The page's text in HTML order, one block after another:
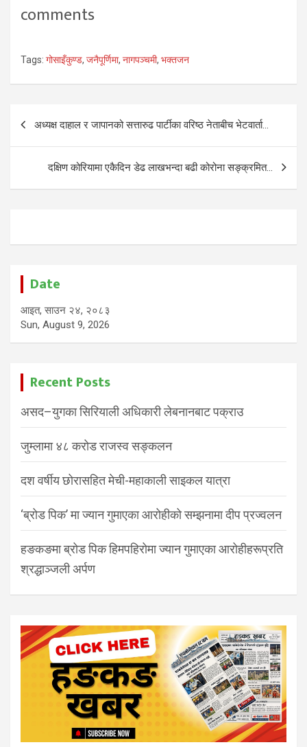
comments
Tags: गोसाइँकुण्ड, जनैपूर्णिमा, नागपञ्चमी, भक्तजन
Post
navigation
अध्यक्ष दाहाल र जापानको सत्तारुढ पार्टीका वरिष्ठ नेताबीच भेटवार्ता…
दक्षिण कोरियामा एकैदिन डेढ लाखभन्दा बढी कोरोना सङ्क्रमित…
Date
आइत, साउन २४, २०८३
Sun, August 9, 2026
Recent Posts
असद–युगका सिरियाली अधिकारी लेबनानबाट पक्राउ
जुम्लामा ४८ करोड राजस्व सङ्कलन
दश वर्षीय छोरासहित मेची-महाकाली साइकल यात्रा
‘ब्रोड पिक’ मा ज्यान गुमाएका आरोहीको सम्झनामा दीप प्रज्वलन
हङकङमा ब्रोड पिक हिमपहिरोमा ज्यान गुमाएका आरोहीहरूप्रति
श्रद्धाञ्जली अर्पण